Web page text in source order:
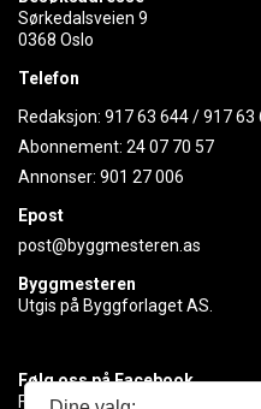
Sørkedalsveien 9
0368 Oslo
Telefon
Redaksjon: 917 63 644/917 63
Abonnement: 24 07 70 57
Annonser: 901 27 006
Epost
post@byggmesteren.as
Byggmesteren
Utgis på Byggforlaget AS.
Følg oss på Facebook
Få med deg det siste innen